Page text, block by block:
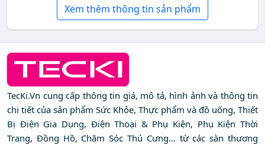
Xem thêm thông tin sản phẩm
TecKi.Vn cung cấp thông tin giá, mô tả, hình ảnh và thông tin
chi tiết của sản phẩm Sức Khỏe, Thực phẩm và đồ uống, Thiết
Bị Điện Gia Dụng, Điện Thoại & Phụ Kiện, Phụ Kiện Thời
Trang, Đồng Hồ, Chăm Sóc Thú Cưng... từ các sàn thương